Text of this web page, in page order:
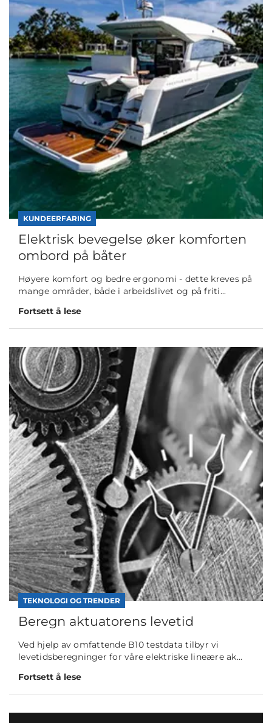
KUNDEERFARING
Elektrisk bevegelse øker komforten
ombord på båter
Høyere komfort og bedre ergonomi - dette kreves på
mange områder, både i arbeidslivet og på friti...
Fortsett å lese
TEKNOLOGI OG TRENDER
Beregn aktuatorens levetid
Ved hjelp av omfattende B10 testdata tilbyr vi
levetidsberegninger for våre elektriske lineære ak...
Fortsett å lese